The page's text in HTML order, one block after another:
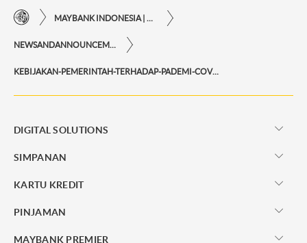
KEBIJAKAN-PEMERINTAH-TERHADAP-PADEMI-COVID-19
DIGITAL SOLUTIONS
SIMPANAN
KARTU KREDIT
PINJAMAN
MAYBANK PREMIER